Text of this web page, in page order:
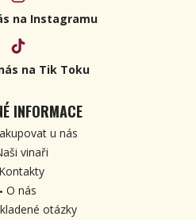
na Instagramu
na Tik Toku
INFORMACE
u nás
vinaři
Kontakty
O nás
otázky